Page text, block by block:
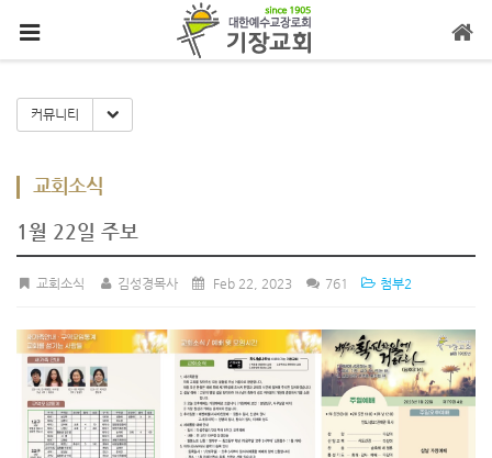
커뮤니티 Toggle Dropdown
교회소식
1월 22일 주보
교회소식 김성경목사 Feb 22, 2023 761 첨부2